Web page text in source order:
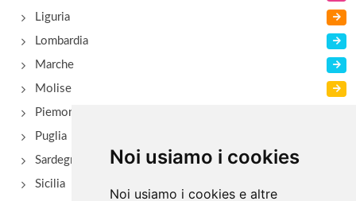
Noi usiamo i cookies
Noi usiamo i cookies e altre
Liguria
Lombardia
Marche
Molise
Piemonte
Puglia
Sardegna
Sicilia